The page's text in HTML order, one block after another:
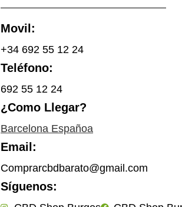
Movil:
+34 692 55 12 24
Teléfono:
692 55 12 24
¿Como Llegar?
Barcelona Españoa
Email:
Comprarcbdbarato@gmail.com
Síguenos: